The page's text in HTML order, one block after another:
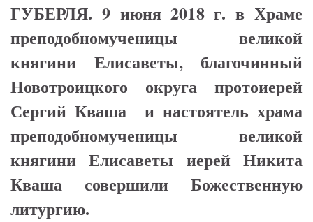
ГУБЕРЛЯ. 9 июня 2018 г. в Храме
преподобномученицы великой
княгини Елисаветы, благочинный
Новотроицкого округа протоиерей
Сергий Кваша и настоятель храма
преподобномученицы великой
княгини Елисаветы иерей Никита
Кваша совершили Божественную
литургию.